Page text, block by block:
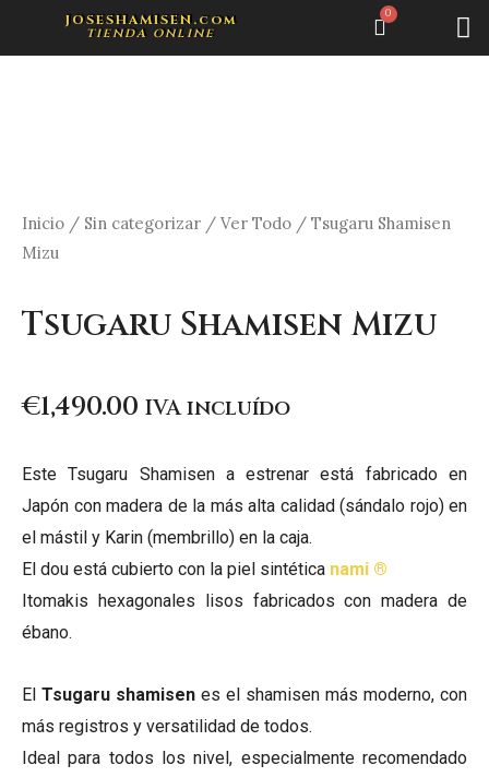
JOSESHAMISEN.com
tienda online
0
Inicio / Sin categorizar / Ver Todo / Tsugaru Shamisen
Mizu
Tsugaru Shamisen Mizu
€1,490.00 IVA incluído
Este Tsugaru Shamisen a estrenar está fabricado en
Japón con madera de la más alta calidad (sándalo rojo) en
el mástil y Karin (membrillo) en la caja.
El dou está cubierto con la piel sintética nami ®
Itomakis hexagonales lisos fabricados con madera de
ébano.
El Tsugaru shamisen es el shamisen más moderno, con
más registros y versatilidad de todos.
Ideal para todos los nivel, especialmente recomendado